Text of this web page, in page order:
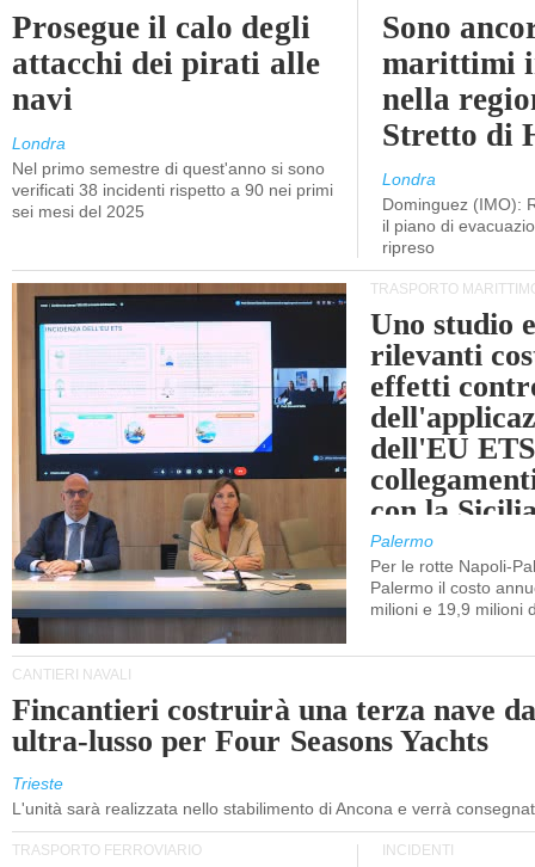
Prosegue il calo degli
attacchi dei pirati alle
navi
Londra
Nel primo semestre di quest'anno si sono
verificati 38 incidenti rispetto a 90 nei primi
sei mesi del 2025
Sono
marittimi
nella
Stretto di
Londra
Dominguez (IMO):
il piano di
ripreso
TRASPORTO
Uno studio
rilevanti
effetti
dell'EU
con la
Palermo
Per le rotte Napoli-
Palermo il costo
milioni e 19,9 milioni
CANTIERI NAVALI
Fincantieri costruirà una terza nave
ultra-lusso per Four Seasons Yachts
Trieste
L'unità sarà realizzata nello stabilimento di Ancona e verrà
TRASPORTO FERROVIARIO INCIDENTI